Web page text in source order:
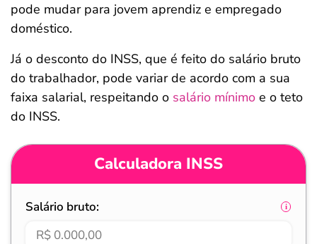
pode mudar para jovem aprendiz e empregado
doméstico.
Já o desconto do INSS, que é feito do salário bruto
do trabalhador, pode variar de acordo com a sua
faixa salarial, respeitando o salário mínimo e o teto
do INSS.
Calculadora INSS
Salário bruto: